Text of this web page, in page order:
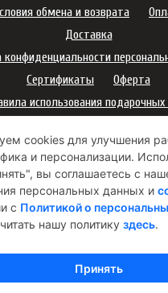
cookies для улучшения
и персонализации.
вы соглашаетесь с
персональных данных и
с Политикой о
нашу политику здесь.
Принять
обмена и возврата
Доставка
конфиденциальности
Сертификаты
Оферта
использования подарочных
использования Cookie-
Согласие на рекламную